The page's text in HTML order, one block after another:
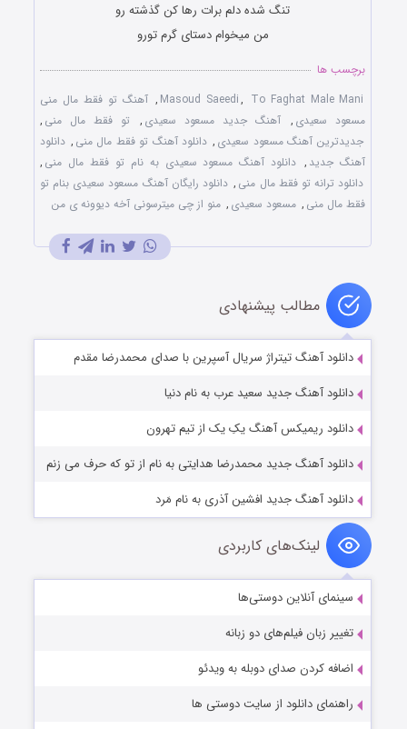
تنگ شده دلم برات رها کن گذشته رو
من میخوام دستای گرم تورو
برچسب ها
Masoud Saeedi, To Faghat Male Mani
, آهنگ تو فقط مال منی
مسعود سعیدی , آهنگ جدید مسعود سعیدی , تو فقط مال منی ,
جدیدترین آهنگ مسعود سعیدی , دانلود آهنگ تو فقط مال منی , دانلود
آهنگ جدید , دانلود آهنگ مسعود سعیدی به نام تو فقط مال منی ,
دانلود ترانه تو فقط مال منی , دانلود رایگان آهنگ مسعود سعیدی بنام تو
فقط مال منی , مسعود سعیدی , منو از چی میترسونی آخه دیوونه ی من
مطالب پیشنهادی
دانلود آهنگ تیتراژ سریال آسپرین با صدای محمدرضا مقدم
دانلود آهنگ جدید سعید عرب به نام دنیا
دانلود ریمیکس آهنگ یکِ یک از تیم تهرون
دانلود آهنگ جدید محمدرضا هدایتی به نام از تو که حرف می زنم
دانلود آهنگ جدید افشین آذری به نام مَرد
لینک‌های کاربردی
سینمای آنلاین دوستی‌ها
تغییر زبان فیلم‌های دو زبانه
اضافه کردن صدای دوبله به ویدئو
راهنمای دانلود از سایت دوستی ها